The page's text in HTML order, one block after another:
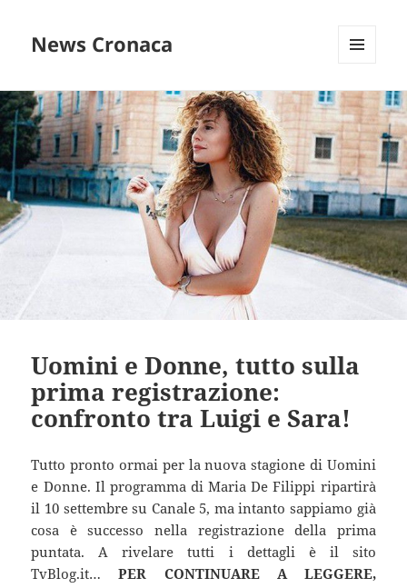
News Cronaca
WIDGET
Uomini e Donne, tutto sulla
prima registrazione:
confronto tra Luigi e Sara!
Tutto pronto ormai per la nuova stagione di Uomini
e Donne. Il programma di Maria De Filippi ripartirà
il 10 settembre su Canale 5, ma intanto sappiamo già
cosa è successo nella registrazione della prima
puntata. A rivelare tutti i dettagli è il sito
TvBlog.it…PER CONTINUARE A LEGGERE,